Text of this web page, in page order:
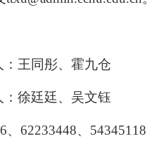
王同彤、霍九仓
：徐廷廷、吴文钰
、62233448、 54345118